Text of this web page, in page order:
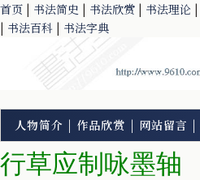
首页 | 书法简史 | 书法欣赏 | 书法理论 |
| 书法百科 | 书法字典
人物简介 | 作品欣赏 | 网站留言 |
行草应制咏墨轴